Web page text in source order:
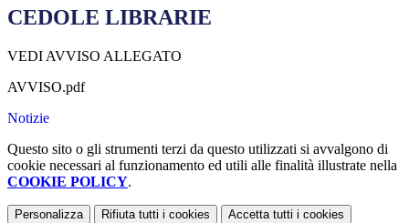
CEDOLE LIBRARIE
VEDI AVVISO ALLEGATO
AVVISO.pdf
Notizie
Questo sito o gli strumenti terzi da questo utilizzati si avvalgono di
cookie necessari al funzionamento ed utili alle finalità illustrate nella
COOKIE POLICY.
Personalizza Rifiuta tutti i cookies Accetta tutti i cookies